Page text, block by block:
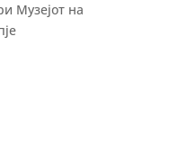
Музејот на